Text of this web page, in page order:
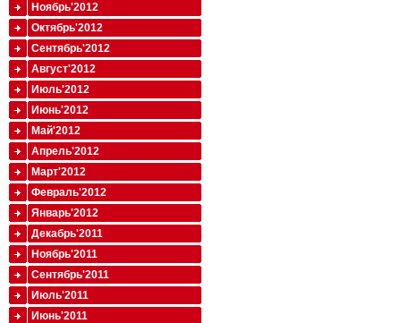
Ноябрь'2012
Октябрь'2012
Сентябрь'2012
Август'2012
Июль'2012
Июнь'2012
Май'2012
Апрель'2012
Март'2012
Февраль'2012
Январь'2012
Декабрь'2011
Ноябрь'2011
Сентябрь'2011
Июль'2011
Июнь'2011